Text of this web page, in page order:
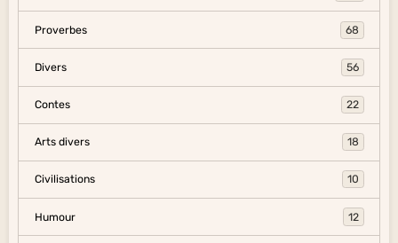
Proverbes 68
Divers 56
Contes 22
Arts divers 18
Civilisations 10
Humour 12